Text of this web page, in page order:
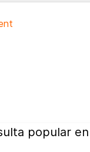
popular